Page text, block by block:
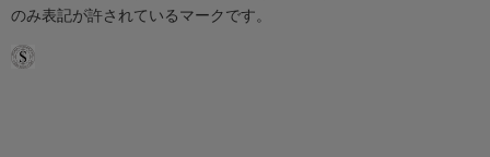
のみ表記が許されているマークです。